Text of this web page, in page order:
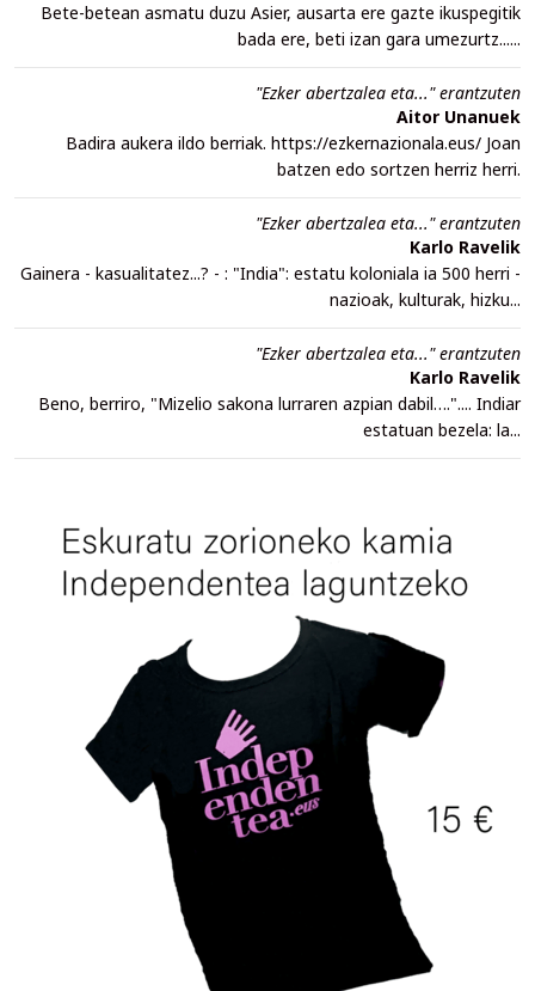
Bete-betean asmatu duzu Asier, ausarta ere gazte ikuspegitik
bada ere, beti izan gara umezurtz......
"Ezker abertzalea eta..." erantzuten
Aitor Unanuek
Badira aukera ildo berriak. https://ezkernazionala.eus/ Joan
batzen edo sortzen herriz herri.
"Ezker abertzalea eta..." erantzuten
Karlo Ravelik
Gainera - kasualitatez...? - : "India": estatu koloniala ia 500 herri -
nazioak, kulturak, hizku...
"Ezker abertzalea eta..." erantzuten
Karlo Ravelik
Beno, berriro, "Mizelio sakona lurraren azpian dabil….".... Indiar
estatuan bezela: la...